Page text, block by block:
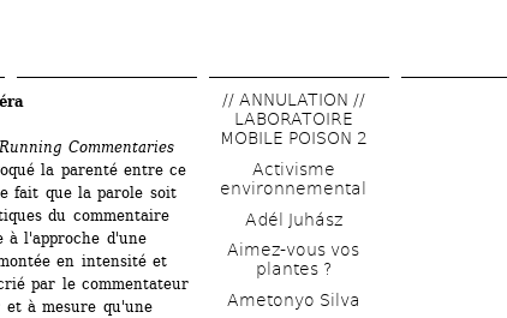
contenu
Running Commentaries
la parenté entre ce
fait que la parole soit
du commentaire
à l'approche d'une
en intensité et
par le commentateur
à mesure qu'une
// ANNULATION //
LABORATOIRE
MOBILE POISON 2
Activisme
environnemental
Adél Juhász
Aimez-vous vos
plantes ?
Ametonyo Silva